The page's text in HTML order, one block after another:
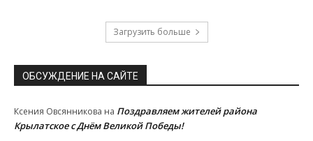
Загрузить больше
ОБСУЖДЕНИЕ НА САЙТЕ
Ксения Овсянникова на Поздравляем жителей района
Крылатское с Днём Великой Победы!